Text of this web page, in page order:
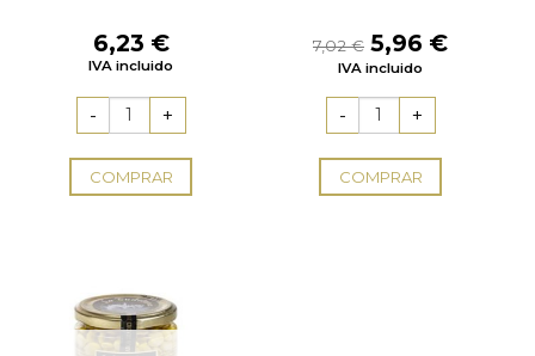
6,23 €
IVA incluido
COMPRAR
7,02€ El
precio
era:
7,02 €.
5,96 €El
IVA incluido
COMPRAR